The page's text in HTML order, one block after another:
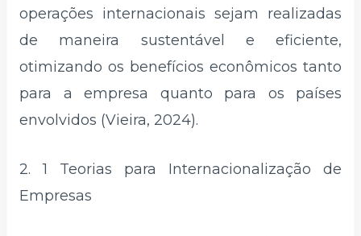
operações internacionais sejam realizadas
de maneira sustentável e eficiente,
otimizando os benefícios econômicos tanto
para a empresa quanto para os países
envolvidos (Vieira, 2024).
2. 1 Teorias para Internacionalização de
Empresas